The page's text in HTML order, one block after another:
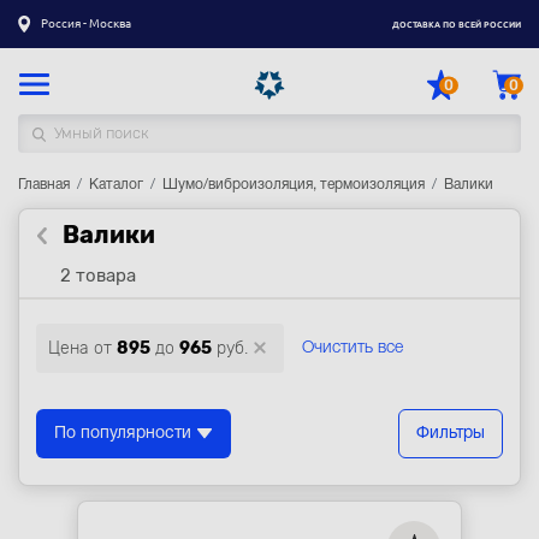
Россия - Москва ДОСТАВКА ПО ВСЕЙ РОССИИ
0 0
Каталог товаров
Регистрация|Вход
Доставка
Контакты
Акции
Главная Каталог Шумо/виброизоляция, термоизоляция Валики
Валики
2 товара
Цена от 895 до 965 руб. Очистить все
По популярности Фильтры